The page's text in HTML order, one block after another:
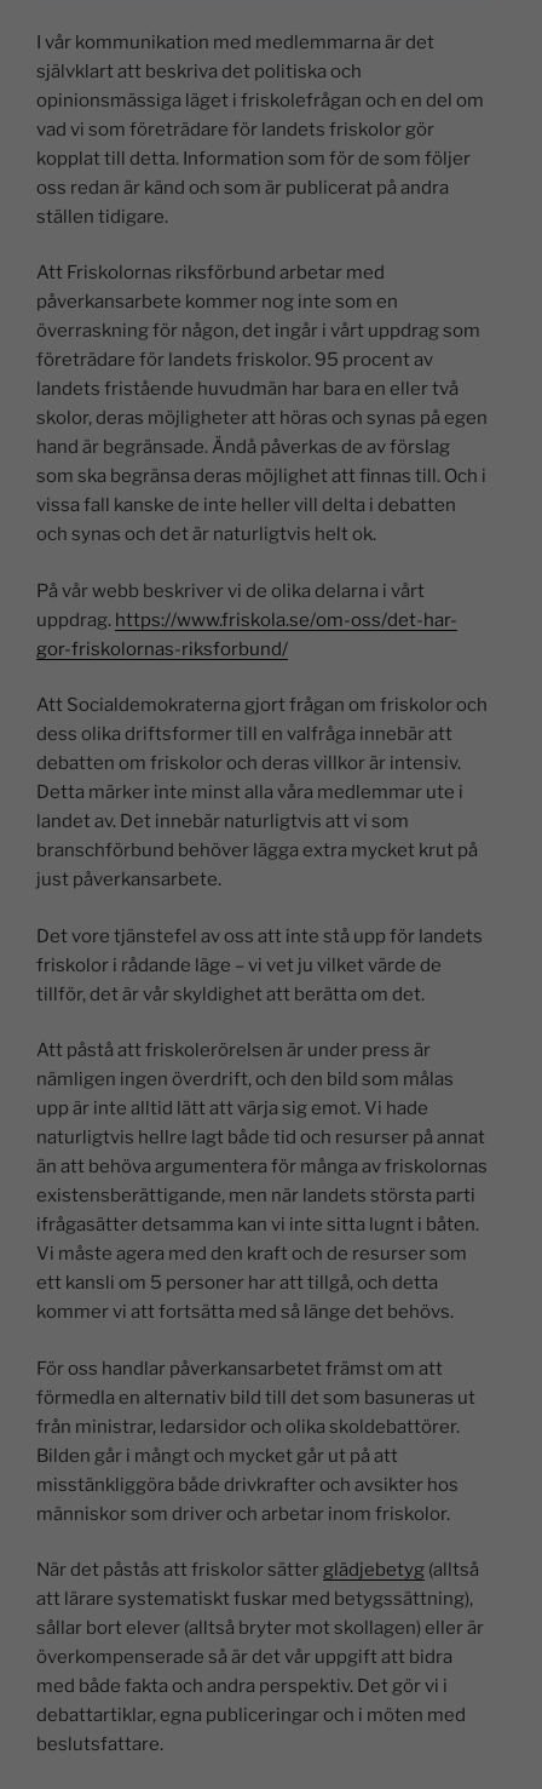
I vår kommunikation med medlemmarna är det
självklart att beskriva det politiska och
opinionsmässiga läget i friskolefrågan och en del om
vad vi som företrädare för landets friskolor gör
kopplat till detta. Information som för de som följer
oss redan är känd och som är publicerat på andra
ställen tidigare.
Att Friskolornas riksförbund arbetar med
påverkansarbete kommer nog inte som en
överraskning för någon, det ingår i vårt uppdrag som
företrädare för landets friskolor. 95 procent av
landets fristående huvudmän har bara en eller två
skolor, deras möjligheter att höras och synas på egen
hand är begränsade. Ändå påverkas de av förslag
som ska begränsa deras möjlighet att finnas till. Och i
vissa fall kanske de inte heller vill delta i debatten
och synas och det är naturligtvis helt ok.
På vår webb beskriver vi de olika delarna i vårt
uppdrag. https://www.friskola.se/om-oss/det-har-
gor-friskolornas-riksforbund/
Att Socialdemokraterna gjort frågan om friskolor och
dess olika driftsformer till en valfråga innebär att
debatten om friskolor och deras villkor är intensiv.
Detta märker inte minst alla våra medlemmar ute i
landet av. Det innebär naturligtvis att vi som
branschförbund behöver lägga extra mycket krut på
just påverkansarbete.
Det vore tjänstefel av oss att inte stå upp för landets
friskolor i rådande läge – vi vet ju vilket värde de
tillför, det är vår skyldighet att berätta om det.
Att påstå att friskolerörelsen är under press är
nämligen ingen överdrift, och den bild som målas
upp är inte alltid lätt att värja sig emot. Vi hade
naturligtvis hellre lagt både tid och resurser på annat
än att behöva argumentera för många av friskolornas
existensberättigande, men när landets största parti
ifrågasätter detsamma kan vi inte sitta lugnt i båten.
Vi måste agera med den kraft och de resurser som
ett kansli om 5 personer har att tillgå, och detta
kommer vi att fortsätta med så länge det behövs.
För oss handlar påverkansarbetet främst om att
förmedla en alternativ bild till det som basuneras ut
från ministrar, ledarsidor och olika skoldebattörer.
Bilden går i mångt och mycket går ut på att
misstänkliggöra både drivkrafter och avsikter hos
människor som driver och arbetar inom friskolor.
När det påstås att friskolor sätter glädjebetyg (alltså
att lärare systematiskt fuskar med betygssättning),
sållar bort elever (alltså bryter mot skollagen) eller är
överkompenserade så är det vår uppgift att bidra
med både fakta och andra perspektiv. Det gör vi i
debattartiklar, egna publiceringar och i möten med
beslutsfattare.